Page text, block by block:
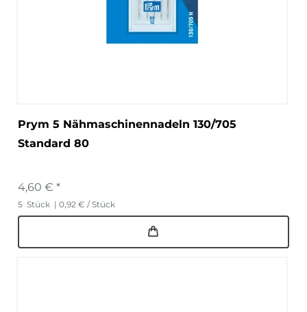
Prym 5 Nähmaschinennadeln 130/705
Standard 80
4,60 € *
5 Stück | 0,92 € / Stück